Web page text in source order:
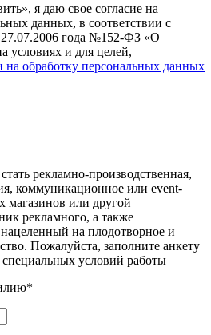
я даю свое согласие на
данных, в соответствии с
года №152-ФЗ «О
условиях и для целей,
на обработку персональных данных
рекламно-производственная,
коммуникационное или event-
магазинов или другой
рекламного, а также
на плодотворное и
Пожалуйста, заполните анкету
условий работы
*